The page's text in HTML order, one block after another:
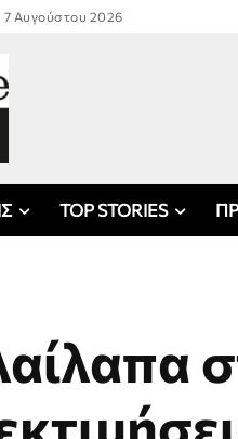
Αυγούστου 2026
TOP STORIES